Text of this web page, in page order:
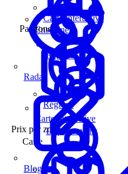
Enseignes
Carte interactive
Prix par zone
Régions
Départements
Carte
Carte interactive
Par zone
Régions
Radar
Blog